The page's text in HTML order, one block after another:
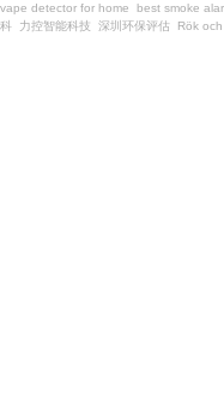
vape detector for home best smoke
科
力控智能科技 深圳环保评估 Rök